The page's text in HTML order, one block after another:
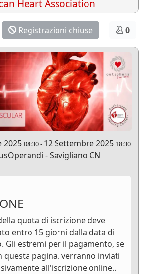
Heart Association
Registrazioni chiuse 0
2025 08:30- 12 Settembre 2025 18:30
- Savigliano CN
quota di iscrizione deve
entro 15 giorni dalla data di
Gli estremi per il pagamento, se
questa pagina, verranno inviati
all'iscrizione online..